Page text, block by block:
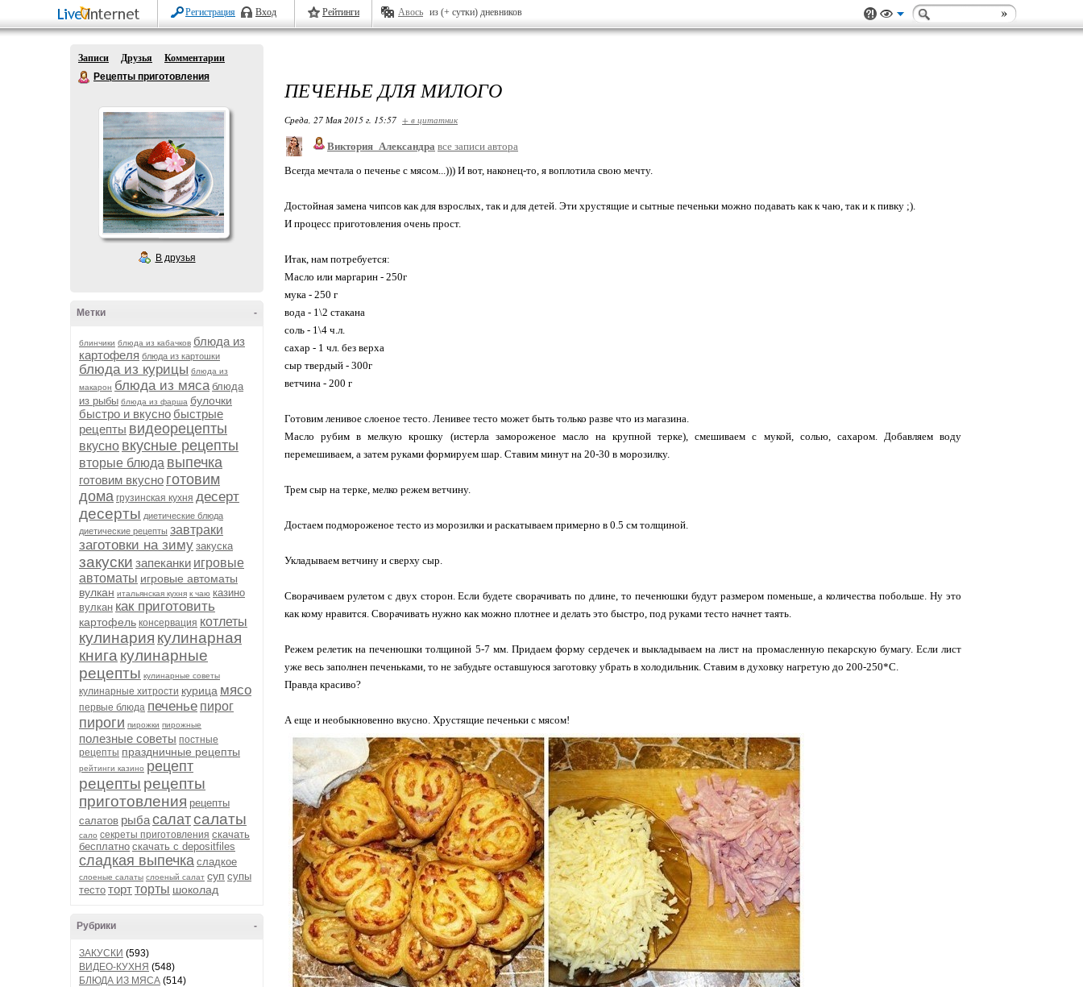
Регистрация Вход Рейтинги Авось из (+ сутки) дневников
Записи Друзья
Комментарии
Рецепты приготовления
В друзья
-
Метки
блинчики блюда из кабачков блюда из
картофеля блюда из картошки
блюда из курицы блюда из
макарон блюда из мяса блюда
из рыбы блюда из фарша булочки
быстро и вкусно быстрые
рецепты видеорецепты
вкусно вкусные рецепты
вторые блюда выпечка
готовим вкусно готовим
дома грузинская кухня десерт
десерты диетические блюда
диетические рецепты завтраки
заготовки на зиму закуска
закуски запеканки игровые
автоматы игровые автоматы
вулкан итальянская кухня к чаю казино
вулкан как приготовить
картофель консервация котлеты
кулинария кулинарная
книга кулинарные
рецепты кулинарные советы
кулинарные хитрости курица мясо
первые блюда печенье пирог
пироги пирожки пирожные
полезные советы постные
рецепты праздничные рецепты
рейтинги казино рецепт
рецепты рецепты
приготовления рецепты
салатов рыбасалатсалаты
сало секреты приготовления скачать
бесплатно скачать с depositfiles
сладкая выпечка сладкое
слоеные салаты слоеный салат суп супы
тесто тортторты шоколад
-
Рубрики
ЗАКУСКИ (593)
ВИДЕО-КУХНЯ (548)
БЛЮДА ИЗ МЯСА (514)
ПЕЧЕНЬЕ ДЛЯ МИЛОГО
Среда, 27 Мая 2015 г. 15:57 + в цитатник
Виктория_Александра все записи автора
Всегда мечтала о печенье с мясом...))) И вот, наконец-то, я воплотила свою мечту.
Достойная замена чипсов как для взрослых, так и для детей. Эти хрустящие и сытные печеньки можно подавать как к чаю, так и к пивку ;).
И процесс приготовления очень прост.
Итак, нам потребуется:
Масло или маргарин - 250г
мука - 250 г
вода - 1\2 стакана
соль - 1\4 ч.л.
сахар - 1 чл. без верха
сыр твердый - 300г
ветчина - 200 г
Готовим ленивое слоеное тесто. Ленивее тесто может быть только разве что из магазина.
Масло рубим в мелкую крошку (истерла замороженое масло на крупной терке), смешиваем с мукой, солью, сахаром. Добавляем воду
перемешиваем, а затем руками формируем шар. Ставим минут на 20-30 в морозилку.
Трем сыр на терке, мелко режем ветчину.
Достаем подмороженое тесто из морозилки и раскатываем примерно в 0.5 см толщиной.
Укладываем ветчину и сверху сыр.
Сворачиваем рулетом с двух сторон. Если будете сворачивать по длине, то печенюшки будут размером поменьше, а количества побольше. Ну это
как кому нравится. Сворачивать нужно как можно плотнее и делать это быстро, под руками тесто начнет таять.
Режем релетик на печенюшки толщиной 5-7 мм. Придаем форму сердечек и выкладываем на лист на промасленную пекарскую бумагу. Если лист
уже весь заполнен печеньками, то не забудьте оставшуюся заготовку убрать в холодильник. Ставим в духовку нагретую до 200-250*С.
Правда красиво?
А еще и необыкновенно вкусно. Хрустящие печеньки с мясом!